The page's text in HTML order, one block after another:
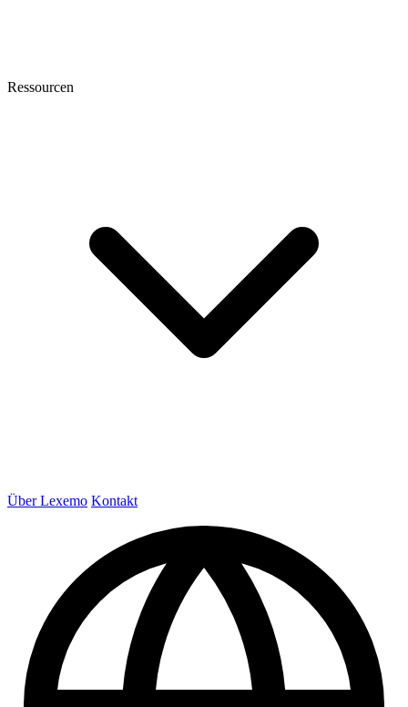
Ressourcen
Über Lexemo Kontakt